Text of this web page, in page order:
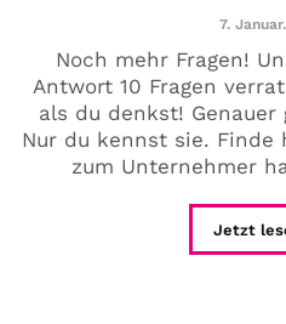
7.
Noch mehr Fragen!
Antwort 10 Fragen
als du denkst! Genauer
Nur du kennst sie. Finde
zum Unternehmer
Jetzt